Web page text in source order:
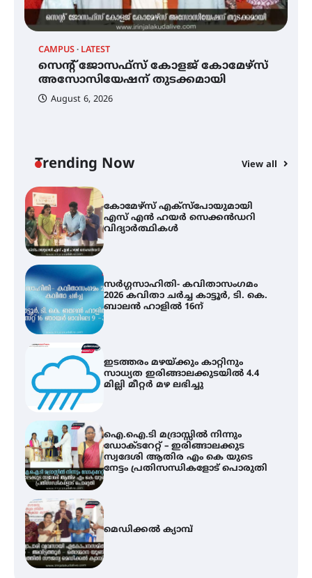
CAMPUS LATEST
സെന്റ് ജോസഫ്സ് കോളജ് കോമേഴ്‌സ്
അസോസിയേഷന് തുടക്കമായി
August 6, 2026
Trending Now View all
സെന്റ് ജോസഫ്സ് കോളജ്
കോമേഴ്‌സ് അസോസിയേഷന്
തുടക്കമായി
സർഗ്ഗസാഹിതി- കവിതാസംഗമം
2026 കവിതാ ചർച്ച കാട്ടൂർ, ടി. കെ.
ബാലൻ ഹാളിൽ 16ന്
ഇടത്തരം മഴയ്ക്കും കാറ്റിനും
സാധ്യത ഇരിങ്ങാലക്കുടയിൽ 4.4
മില്ലി മീറ്റർ മഴ ലഭിച്ചു
ഐ.ഐ.ടി മദ്രാസ്സിൽ നിന്നും
ഡോക്ടറേറ്റ് – ഇരിങ്ങാലക്കുട
സ്വദേശി ആതിര എം കെ യുടെ
നേട്ടം പ്രതിസന്ധികളോട് പൊരുതി
മെഡിക്കൽ ക്യാമ്പ്
സെന്റ് ജോസഫ്സ് കോളജ്
കോമേഴ്‌സ് അസോസിയേഷന്
തുടക്കമായി